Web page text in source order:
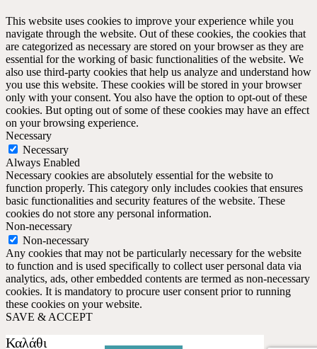
This website uses cookies to improve your experience while you
navigate through the website. Out of these cookies, the cookies that
are categorized as necessary are stored on your browser as they are
essential for the working of basic functionalities of the website. We
also use third-party cookies that help us analyze and understand how
you use this website. These cookies will be stored in your browser
only with your consent. You also have the option to opt-out of these
cookies. But opting out of some of these cookies may have an effect
on your browsing experience.
Necessary
Necessary
Always Enabled
Necessary cookies are absolutely essential for the website to
function properly. This category only includes cookies that ensures
basic functionalities and security features of the website. These
cookies do not store any personal information.
Non-necessary
Non-necessary
Any cookies that may not be particularly necessary for the website
to function and is used specifically to collect user personal data via
analytics, ads, other embedded contents are termed as non-necessary
cookies. It is mandatory to procure user consent prior to running
these cookies on your website.
SAVE & ACCEPT
Καλάθι